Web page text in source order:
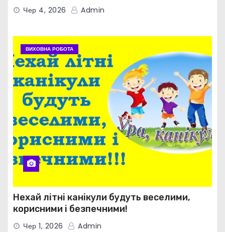
Чер 4, 2026 Admin
ВИХОВНА РОБОТА
Нехай літні канікули будуть веселими,
корисними і безпечними!
Чер 1, 2026 Admin